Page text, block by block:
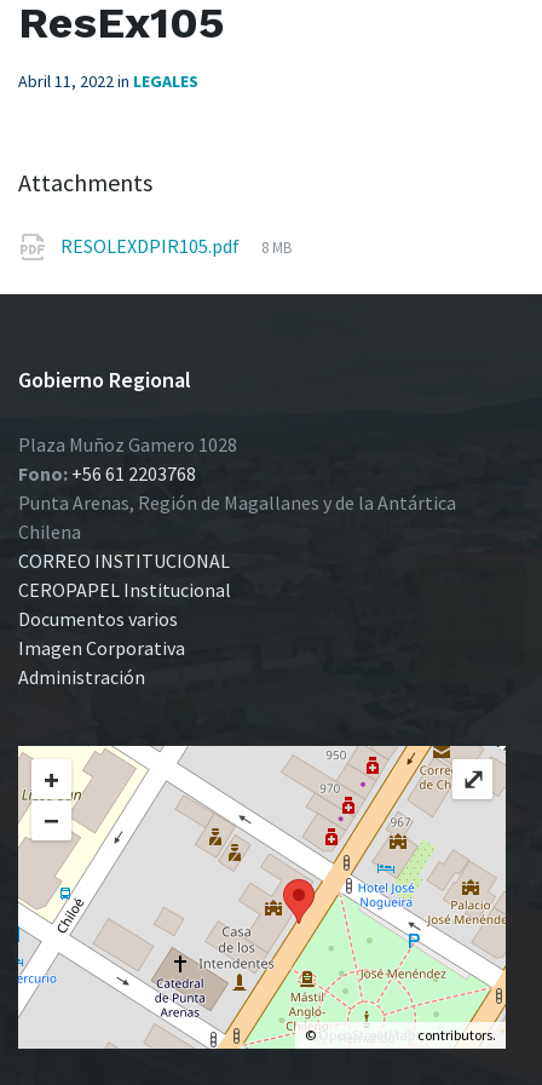
ResEx105
Abril 11, 2022in LEGALES
Attachments
RESOLEXDPIR105.pdf
File
8 MB
Gobierno Regional
Plaza Muñoz Gamero 1028
Fono: +56 61 2203768
Punta Arenas, Región de Magallanes y de la Antártica
Chilena
CORREO INSTITUCIONAL
CEROPAPEL Institucional
Documentos varios
Imagen Corporativa
Administración
+
−
© OpenStreetMap contributors.
⤢